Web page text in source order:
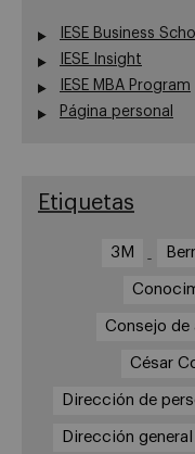
IESE Business
IESE Insight
IESE MBA Program
Página personal
Etiquetas
3M
Consejo de
César
Dirección de
Dirección general